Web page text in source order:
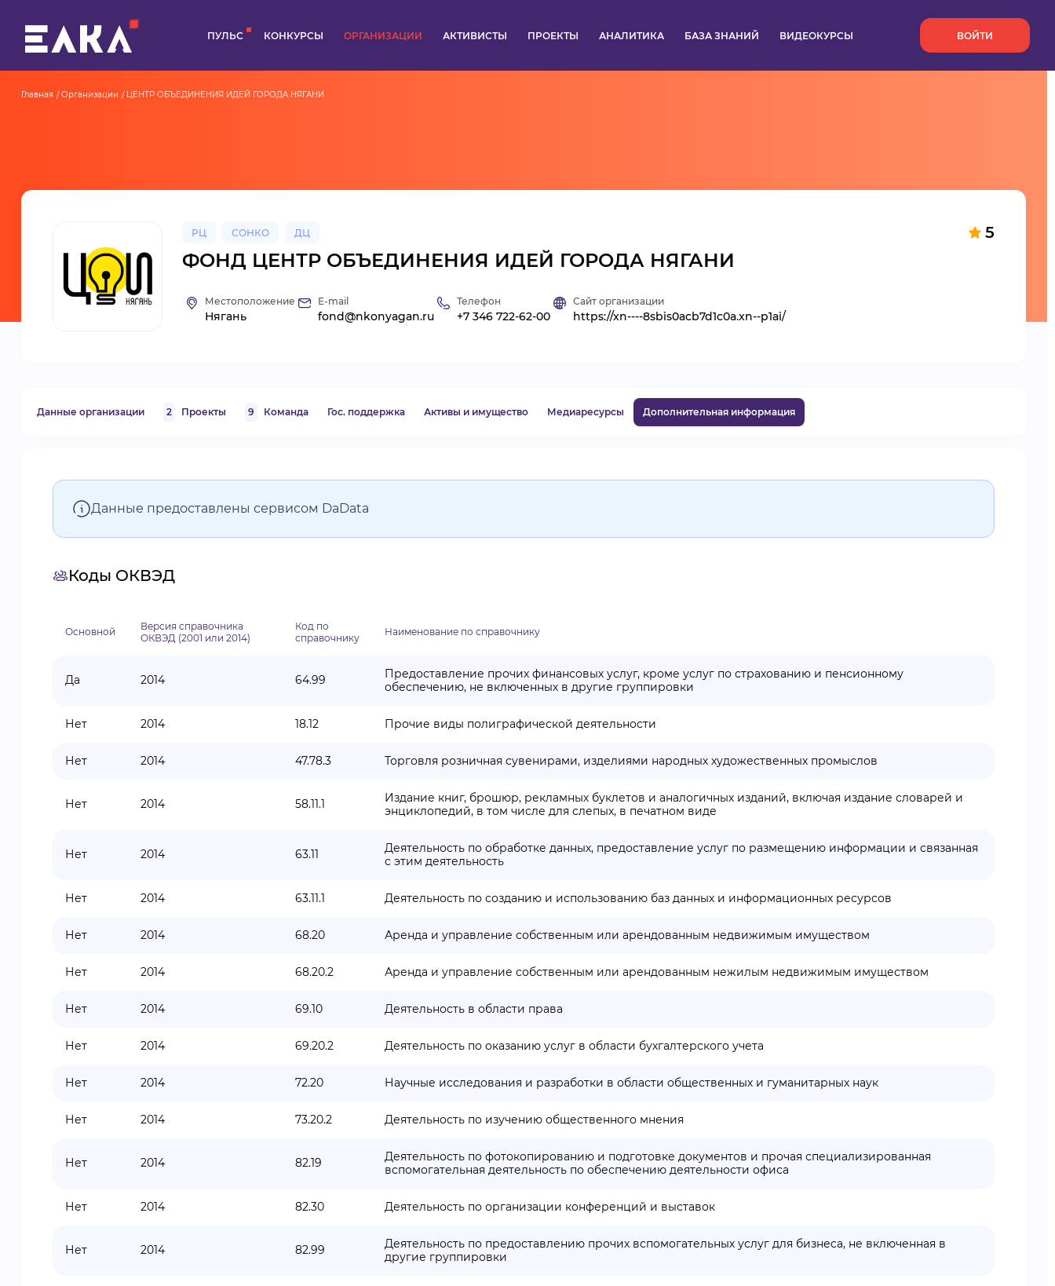
ПУЛЬС КОНКУРСЫ ОРГАНИЗАЦИИ АКТИВИСТЫ ПРОЕКТЫ АНАЛИТИКА БАЗА ЗНАНИЙ ВИДЕОКУРСЫ ВОЙТИ
ПРОЕКТЫ
Главная Организации ЦЕНТР ОБЪЕДИНЕНИЯ ИДЕЙ ГОРОДА НЯГАНИ
РЦ СОНКО ДЦ 5
ФОНД ЦЕНТР ОБЪЕДИНЕНИЯ ИДЕЙ ГОРОДА НЯГАНИ
Местоположение
Нягань
E-mail
fond@nkonyagan.ru
Телефон
+7 346 722-62-00
Сайт организации
https://xn----8sbis0acb7d1c0a.xn--p1ai/
Данные организации 2 Проекты 9 Команда Гос. поддержка Активы и имущество Медиаресурсы Дополнительная информация
Данные предоставлены сервисом DaData
Коды ОКВЭД
Основной
Версия справочника
ОКВЭД (2001 или 2014)
Код по
справочнику
Наименование по справочнику
Да 2014 64.99
Предоставление прочих финансовых услуг, кроме услуг по страхованию и пенсионному
обеспечению, не включенных в другие группировки
Нет 2014 18.12 Прочие виды полиграфической деятельности
Нет 2014 47.78.3 Торговля розничная сувенирами, изделиями народных художественных промыслов
Нет 2014 58.11.1
Издание книг, брошюр, рекламных буклетов и аналогичных изданий, включая издание словарей и
энциклопедий, в том числе для слепых, в печатном виде
Нет 2014 63.11
Деятельность по обработке данных, предоставление услуг по размещению информации и связанная
с этим деятельность
Нет 2014 63.11.1 Деятельность по созданию и использованию баз данных и информационных ресурсов
Нет 2014 68.20 Аренда и управление собственным или арендованным недвижимым имуществом
Нет 2014 68.20.2 Аренда и управление собственным или арендованным нежилым недвижимым имуществом
Нет 2014 69.10 Деятельность в области права
Нет 2014 69.20.2 Деятельность по оказанию услуг в области бухгалтерского учета
Нет 2014 72.20 Научные исследования и разработки в области общественных и гуманитарных наук
Нет 2014 73.20.2 Деятельность по изучению общественного мнения
Нет 2014 82.19
Деятельность по фотокопированию и подготовке документов и прочая специализированная
вспомогательная деятельность по обеспечению деятельности офиса
Нет 2014 82.30 Деятельность по организации конференций и выставок
Нет 2014 82.99
Деятельность по предоставлению прочих вспомогательных услуг для бизнеса, не включенная в
другие группировки